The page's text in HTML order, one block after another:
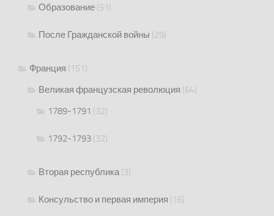
Образование (51)
После Гражданской войны (29)
Франция (151)
Великая французская революция (64)
1789-1791 (32)
1792-1793 (32)
Вторая республика(3)
Консульство и первая империя (16)